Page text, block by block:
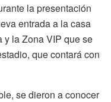
la presentación
entrada a la casa
y la Zona VIP que se
que contará con
se dieron a conocer